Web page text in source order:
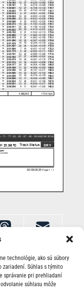
technológie, ako sú súbory
Súhlas s týmito
správanie pri prehliadaní
súhlasu môže